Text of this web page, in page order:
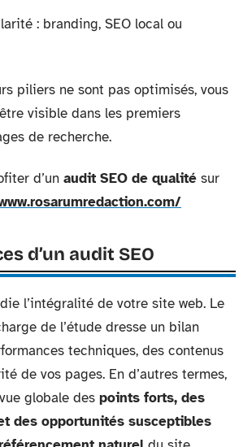
: branding, SEO local ou
piliers ne sont pas optimisés, vous
visible dans les premiers
de recherche.
d’un audit SEO de qualité sur
d’un audit SEO
l’intégralité de votre site web. Le
de l’étude dresse un bilan
techniques, des contenus
de vos pages. En d’autres termes,
globale des points forts, des
des opportunités susceptibles